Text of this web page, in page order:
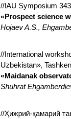
//IAU Symposium
«Prospect science
Hojaev A.S.,
//International
Uzbekistan»,
«Maidanak
Shuhrat
//Ҳижрий-қамарий